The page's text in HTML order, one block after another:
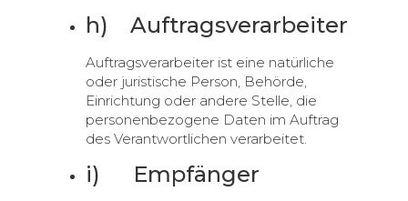
h) Auftragsverarbeiter
Auftragsverarbeiter ist eine natürliche
oder juristische Person, Behörde,
Einrichtung oder andere Stelle, die
personenbezogene Daten im Auftrag
des Verantwortlichen verarbeitet.
i) Empfänger